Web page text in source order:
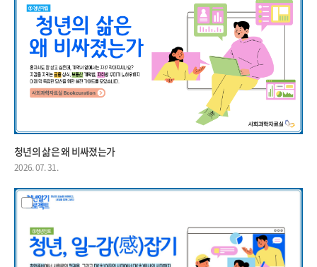
청년의 삶은 왜 비싸졌는가
2026. 07. 31.